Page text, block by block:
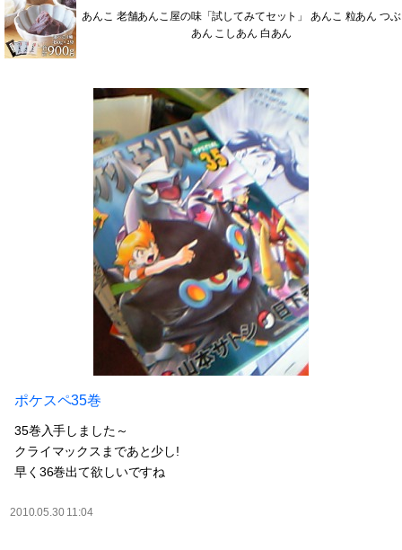
あんこ 老舗あんこ屋の味「試してみてセット」 あんこ 粒あん つぶ
あん こしあん 白あん
ポケスペ35巻
35巻入手しました～
クライマックスまであと少し!
早く36巻出て欲しいですね
2010.05.30 11:04